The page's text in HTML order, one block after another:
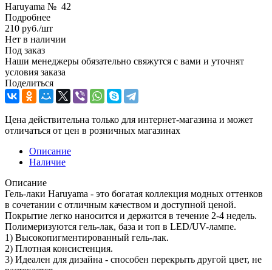
Haruyama № 42
Подробнее
210 руб./шт
Нет в наличии
Под заказ
Наши менеджеры обязательно свяжутся с вами и уточнят
условия заказа
Поделиться
Цена действительна только для интернет-магазина и может
отличаться от цен в розничных магазинах
Описание
Наличие
Описание
Гель-лаки Haruyama - это богатая коллекция модных оттенков
в сочетании с отличным качеством и доступной ценой.
Покрытие легко наносится и держится в течение 2-4 недель.
Полимеризуются гель-лак, база и топ в LED/UV-лампе.
1) Высокопигментированный гель-лак.
2) Плотная консистенция.
3) Идеален для дизайна - способен перекрыть другой цвет, не